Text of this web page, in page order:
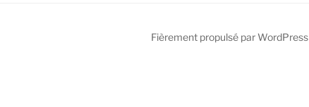
Fièrement propulsé par WordPress